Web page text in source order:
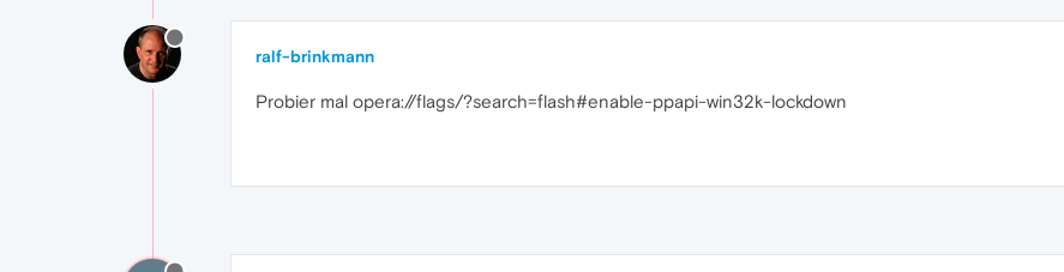
ralf-brinkmann
Probier mal opera://flags/?search=flash#enable-ppapi-win32k-lockdown